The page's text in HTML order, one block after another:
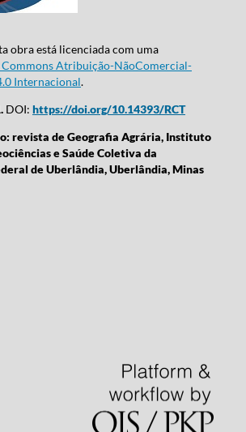
obra está licenciada com uma
Atribuição-NãoComercial-
Internacional.
DOI: https://doi.org/10.14393/RCT
revista de Geografia Agrária, Instituto
e Saúde Coletiva da
de Uberlândia, Uberlândia, Minas